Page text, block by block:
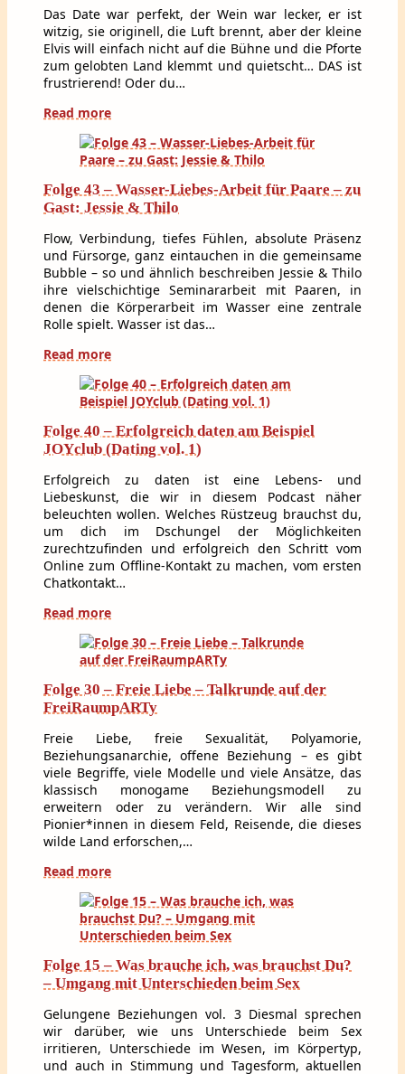
Das Date war perfekt, der Wein war lecker, er ist
witzig, sie originell, die Luft brennt, aber der kleine
Elvis will einfach nicht auf die Bühne und die Pforte
zum gelobten Land klemmt und quietscht… DAS ist
frustrierend! Oder du…
Read more
Folge 43 – Wasser-Liebes-Arbeit für Paare – zu
Gast: Jessie & Thilo
Flow, Verbindung, tiefes Fühlen, absolute Präsenz
und Fürsorge, ganz eintauchen in die gemeinsame
Bubble – so und ähnlich beschreiben Jessie & Thilo
ihre vielschichtige Seminararbeit mit Paaren, in
denen die Körperarbeit im Wasser eine zentrale
Rolle spielt. Wasser ist das…
Read more
Folge 40 – Erfolgreich daten am Beispiel
JOYclub (Dating vol. 1)
Erfolgreich zu daten ist eine Lebens- und
Liebeskunst, die wir in diesem Podcast näher
beleuchten wollen. Welches Rüstzeug brauchst du,
um dich im Dschungel der Möglichkeiten
zurechtzufinden und erfolgreich den Schritt vom
Online zum Offline-Kontakt zu machen, vom ersten
Chatkontakt…
Read more
Folge 30 – Freie Liebe – Talkrunde auf der
FreiRaumpARTy
Freie Liebe, freie Sexualität, Polyamorie,
Beziehungsanarchie, offene Beziehung – es gibt
viele Begriffe, viele Modelle und viele Ansätze, das
klassisch monogame Beziehungsmodell zu
erweitern oder zu verändern. Wir alle sind
Pionier*innen in diesem Feld, Reisende, die dieses
wilde Land erforschen,…
Read more
Folge 15 – Was brauche ich, was brauchst Du?
– Umgang mit Unterschieden beim Sex
Gelungene Beziehungen vol. 3 Diesmal sprechen
wir darüber, wie uns Unterschiede beim Sex
irritieren, Unterschiede im Wesen, im Körpertyp,
und auch in Stimmung und Tagesform, aktuellen